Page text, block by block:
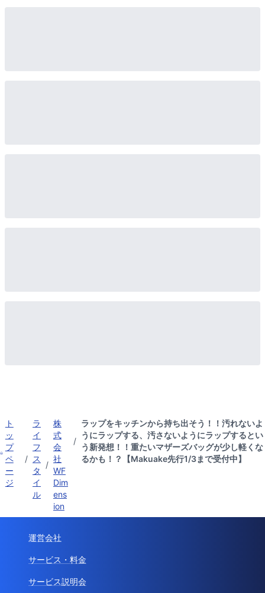
ト
ッ
プ
ペ
ー
ジ
/
ラ
イ
フ
ス
タ
イ
ル
/
株
式
会
社
WF
Dim
ens
ion
/
ラップをキッチンから持ち出そう！！汚れないよ
うにラップする、汚さないようにラップするとい
う新発想！！重たいマザーズバッグが少し軽くな
るかも！？【Makuake先行1/3まで受付中】
運営会社
サービス・料金
サービス説明会